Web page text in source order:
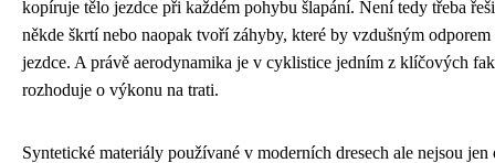
kopíruje tělo jezdce při každém pohybu šlapání. Není tedy třeba
někde škrtí nebo naopak tvoří záhyby, které by vzdušným
jezdce. A právě aerodynamika je v cyklistice jedním z klíčových
rozhoduje o výkonu na trati.
Syntetické materiály používané v moderních dresech ale nejsou jen